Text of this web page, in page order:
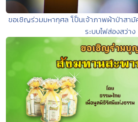
ขอเชิญร่วมมหากุศล เ็ป็นเจ้าภาพผ้าป่าสา
ระบบไฟส่องสว่าง